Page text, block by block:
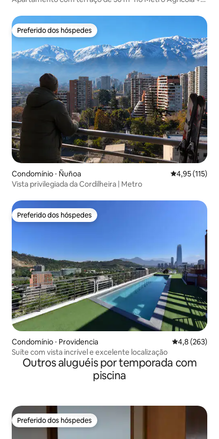
Preferido dos hóspedes
Preferido dos hóspedes
Condomínio ⋅ Ñuñoa 4,95 de uma
4,95 (115)
Vista privilegiada da Cordilheira | Metro
Preferido dos hóspedes
Preferido dos hóspedes
Condomínio ⋅ Providencia 4,8 de uma
4,8 (263)
Suíte com vista incrível e excelente localização
Outros aluguéis por temporada com
piscina
Preferido dos hóspedes
Preferido dos hóspedes